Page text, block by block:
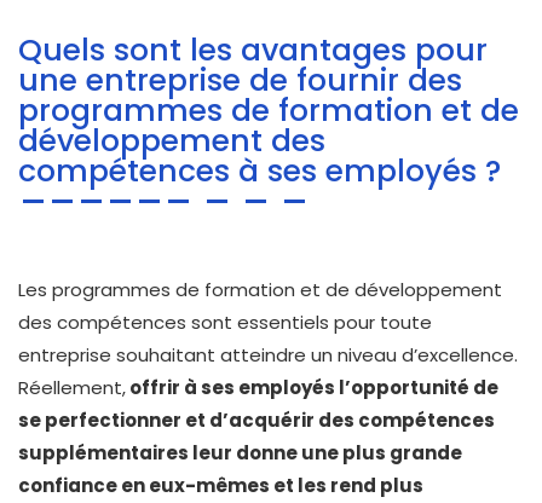
Quels sont les avantages pour
une entreprise de fournir des
programmes de formation et de
développement des
compétences à ses employés ?
Les programmes de formation et de développement
des compétences sont essentiels pour toute
entreprise souhaitant atteindre un niveau d’excellence.
Réellement,offrir à ses employés l’opportunité de
se perfectionner et d’acquérir des compétences
supplémentaires leur donne une plus grande
confiance en eux-mêmes et les rend plus